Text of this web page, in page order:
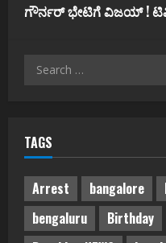
ಗೌರ್ನರ್‌ ಭೇಟಿಗೆ ವಿಜಯ್‌ !
Search
TAGS
Arrest bangalore
bengaluru
Birthday